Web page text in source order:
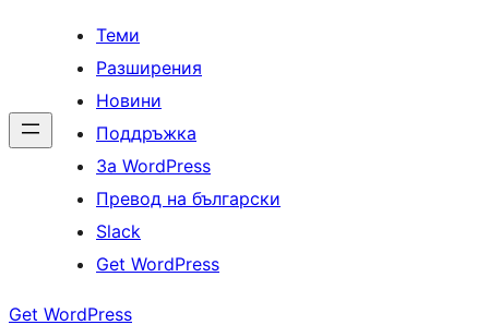
Теми
Разширения
Новини
Поддръжка
За WordPress
Превод на български
Slack
Get WordPress
Get WordPress